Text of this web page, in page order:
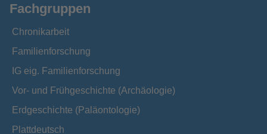
Fachgruppen
Chronikarbeit
Familienforschung
IG eig. Familienforschung
Vor- und Frühgeschichte (Archäologie)
Erdgeschichte (Paläontologie)
Plattdeutsch